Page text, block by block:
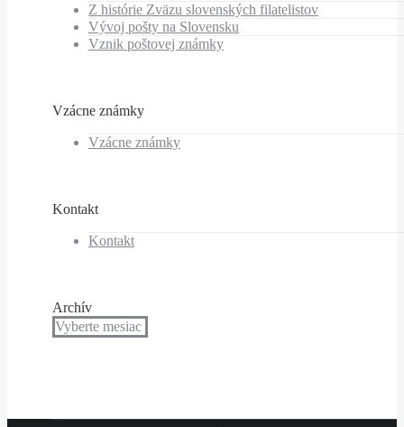
Z histórie Zväzu slovenských filatelistov
Vývoj pošty na Slovensku
Vznik poštovej známky
Vzácne známky
Vzácne známky
Kontakt
Kontakt
Archív
Archív